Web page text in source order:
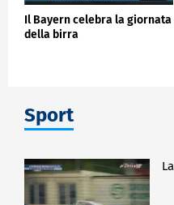
Il Bayern celebra la giornata
della birra
Sport